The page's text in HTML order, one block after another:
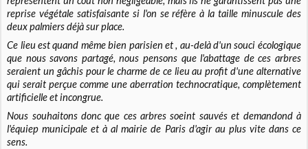
reprise végétale satisfaisante si l'on se réfère à la taille minuscule des
deux palmiers déjà sur place.
Ce lieu est quand même bien parisien et , au-delà d'un souci écologique
que nous savons partagé, nous pensons que l'abattage de ces arbres
seraient un gâchis pour le charme de ce lieu au profit d'une alternative
qui serait perçue comme une aberration technocratique, complètement
artificielle et incongrue.
Nous souhaitons donc que ces arbres soeint sauvés et demandond à
l'équiep municipale et à al mairie de Paris d'agir au plus vite dans ce
sens.